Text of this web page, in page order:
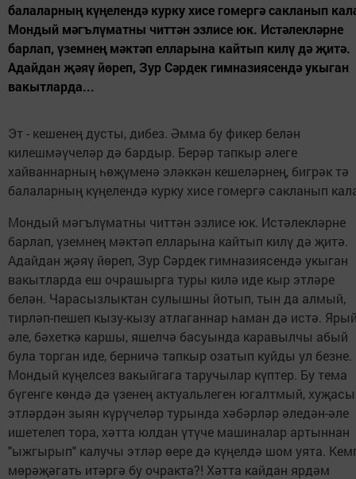
балаларның күңелендә курку хисе гомергә сакланып
Мондый мәгълүматны читтән эзлисе юк. Истәлекләрне
барлап, үземнең мәктәп елларына кайтып килү дә җитә.
Адайдан җәяү йөреп, Зур Сәрдек гимназиясендә укыган
вакытларда...
Эт - кешенең дусты, дибез. Әмма бу фикер белән
килешмәүчеләр дә бардыр. Берәр тапкыр әлеге
хайваннарның һөҗүменә эләккән кешеләрнең, бигрәк тә
балаларның күңелендә курку хисе гомергә сакланып
Мондый мәгълүматны читтән эзлисе юк. Истәлекләрне
барлап, үземнең мәктәп елларына кайтып килү дә җитә.
Адайдан җәяү йөреп, Зур Сәрдек гимназиясендә укыган
вакытларда еш очрашырга туры килә иде кыр этләре
белән. Чарасызлыктан сулышны йотып, тын да алмый,
тирләп-пешеп кызу-кызу атлаганнар һаман дә истә.
әле, бәхеткә каршы, яшелчә басуында каравылчы абый
була торган иде, берничә тапкыр озатып куйды ул безне.
Мондый күңелсез вакыйгага таручылар күптер. Бу тема
бүгенге көндә дә үзенең актуальлеген югалтмый,
этләрдән зыян күрүчеләр турында хәбәрләр әледән-әле
ишетелеп тора, хәтта юлдан үтүче машиналар артыннан
"ыжгырып" калучы этләр өере дә күңелдә шом уята.
мөрәҗәгать итәргә бу очракта?! Хәтта кайдан ярдәм